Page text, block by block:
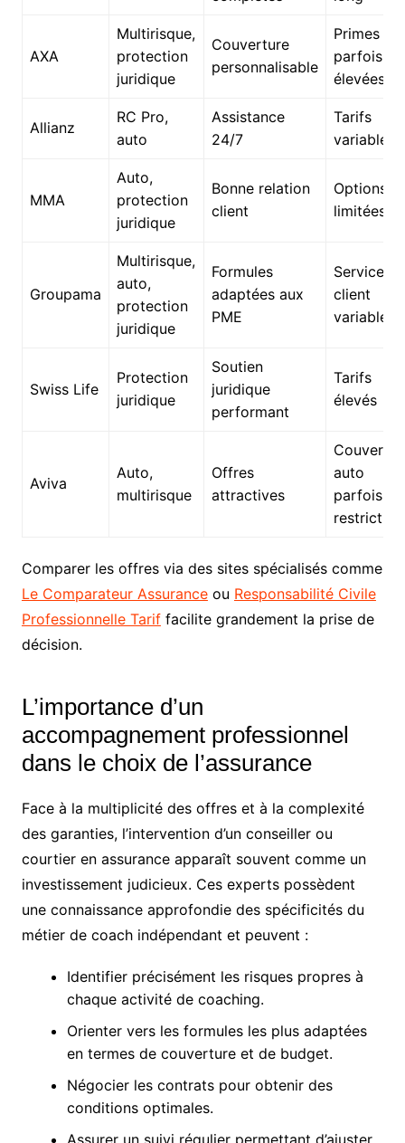
AXA
Multirisque,
protection
juridique
Couverture
personnalisable
Primes
parfois
élevées
Allianz
RC Pro,
auto
Assistance
24/7
Tarifs
variables
MMA
Auto,
protection
juridique
Bonne relation
client
Options
limitées
Groupama
Multirisque,
auto,
protection
juridique
Formules
adaptées aux
PME
Service
client
variable
Swiss Life
Protection
juridique
Soutien
juridique
performant
Tarifs
élevés
Aviva
Auto,
multirisque
Offres
attractives
auto
parfois
Comparer les offres via des sites spécialisés comme
Le Comparateur Assuranceou Responsabilité Civile
Professionnelle Tariffacilite grandement la prise de
décision.
L’importance d’un
accompagnement professionnel
dans le choix de l’assurance
Face à la multiplicité des offres et à la complexité
des garanties, l’intervention d’un conseiller ou
courtier en assurance apparaît souvent comme un
investissement judicieux. Ces experts possèdent
une connaissance approfondie des spécificités du
métier de coach indépendant et peuvent :
Identifier précisément les risques propres à
chaque activité de coaching.
Orienter vers les formules les plus adaptées
en termes de couverture et de budget.
Négocier les contrats pour obtenir des
conditions optimales.
Assurer un suivi régulier permettant d’ajuster